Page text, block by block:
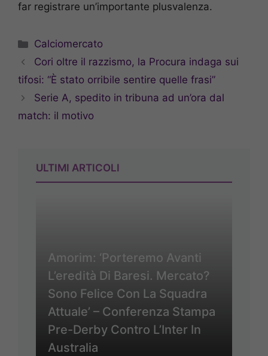
far registrare un’importante plusvalenza.
Categorie
Calciomercato
Cori oltre il razzismo, la Procura indaga sui
tifosi: “È stato orribile sentire quelle frasi”
Serie A, spedito in tribuna ad un’ora dal
match: il motivo
ULTIMI ARTICOLI
Amorim: ‘Porteremo Avanti
L’eredità Di Baresi. Mercato?
Sono Felice Con La Squadra
Attuale’ – Conferenza Stampa
Pre-Derby Contro L’Inter In
Australia